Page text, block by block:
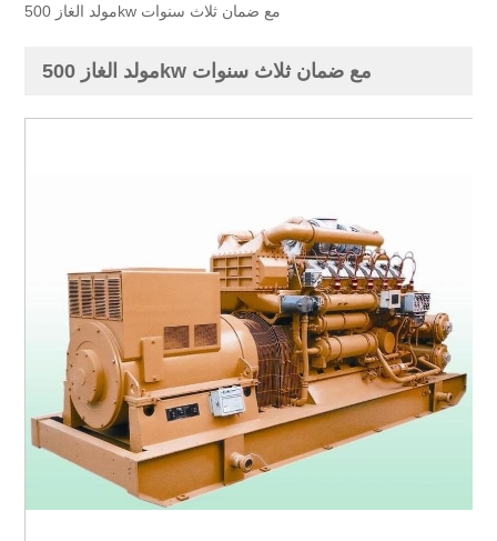
مولد الغاز 500kw مع ضمان ثلاث سنوات
مولد الغاز 500kw مع ضمان ثلاث سنوات